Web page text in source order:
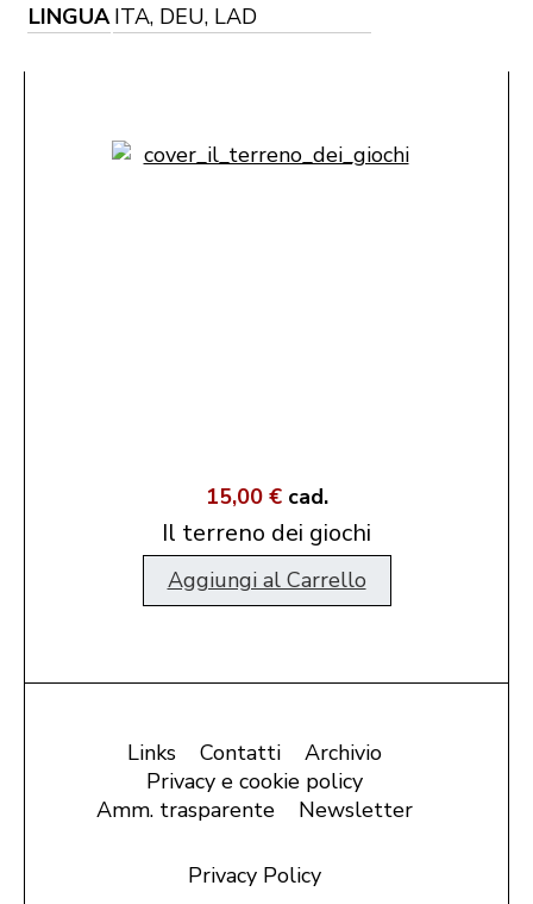
LINGUA ITA, DEU, LAD
15,00 € cad.
Il terreno dei giochi
Aggiungi al Carrello
Links Contatti
Archivio
Privacy e cookie policy
Amm. trasparente
Newsletter
Privacy Policy